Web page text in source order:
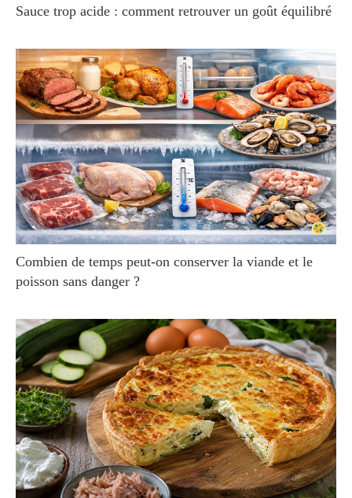
Sauce trop acide : comment retrouver un goût équilibré
Combien de temps peut-on conserver la viande et le
poisson sans danger ?